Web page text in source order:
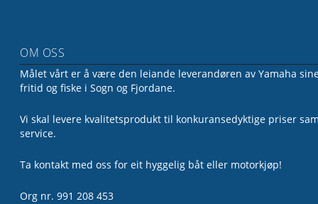
OM OSS
Målet vårt er å være den leiande leverandøren av Yamaha
fritid og fiske i Sogn og Fjordane.
Vi skal levere kvalitetsprodukt til konkuransedyktige priser
service.
Ta kontakt med oss for eit hyggelig båt eller motorkjøp!
Org nr. 991 208 453